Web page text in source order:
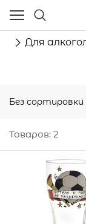
Для
Без сортировки
Товаров: 2
Ваш город -
угадали?
ДА НЕТ